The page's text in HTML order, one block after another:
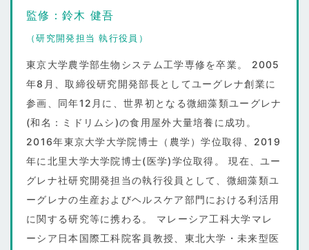
監修：鈴木 健吾
（研究開発担当 執行役員）
東京大学農学部生物システム工学専修を卒業。 2005
年8月、取締役研究開発部長としてユーグレナ創業に
参画、同年12月に、世界初となる微細藻類ユーグレナ
(和名：ミドリムシ)の食用屋外大量培養に成功。
2016年東京大学大学院博士（農学）学位取得、2019
年に北里大学大学院博士(医学)学位取得。 現在、ユー
グレナ社研究開発担当の執行役員として、微細藻類ユ
ーグレナの生産およびヘルスケア部門における利活用
に関する研究等に携わる。 マレーシア工科大学マレ
ーシア日本国際工科院客員教授、東北大学・未来型医